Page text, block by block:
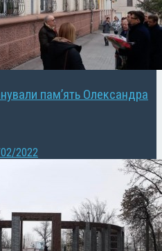
пам’ять Олександра
2022